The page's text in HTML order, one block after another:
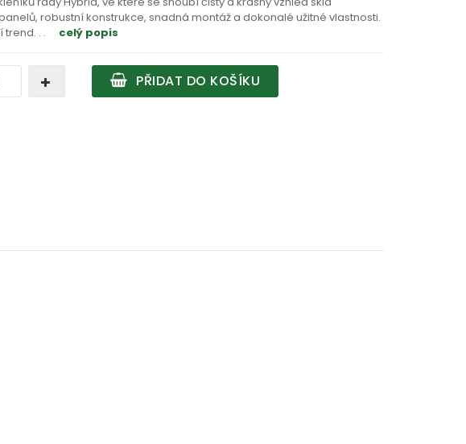
robustní konstrukce, snadná montáž a dokonalé užitné vlastnosti.
trend. . . celý popis
PŘIDAT DO KOŠÍKU